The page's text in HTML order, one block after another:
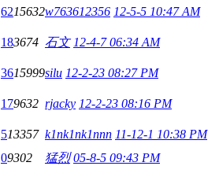
6215632w763612356 12-5-5 10:47 AM
183674 石文 12-4-7 06:34 AM
3615999silu 12-2-23 08:27 PM
179632 rjacky 12-2-23 08:16 PM
513357 k1nk1nk1nnn 11-12-1 10:38 PM
09302 猛烈 05-8-5 09:43 PM